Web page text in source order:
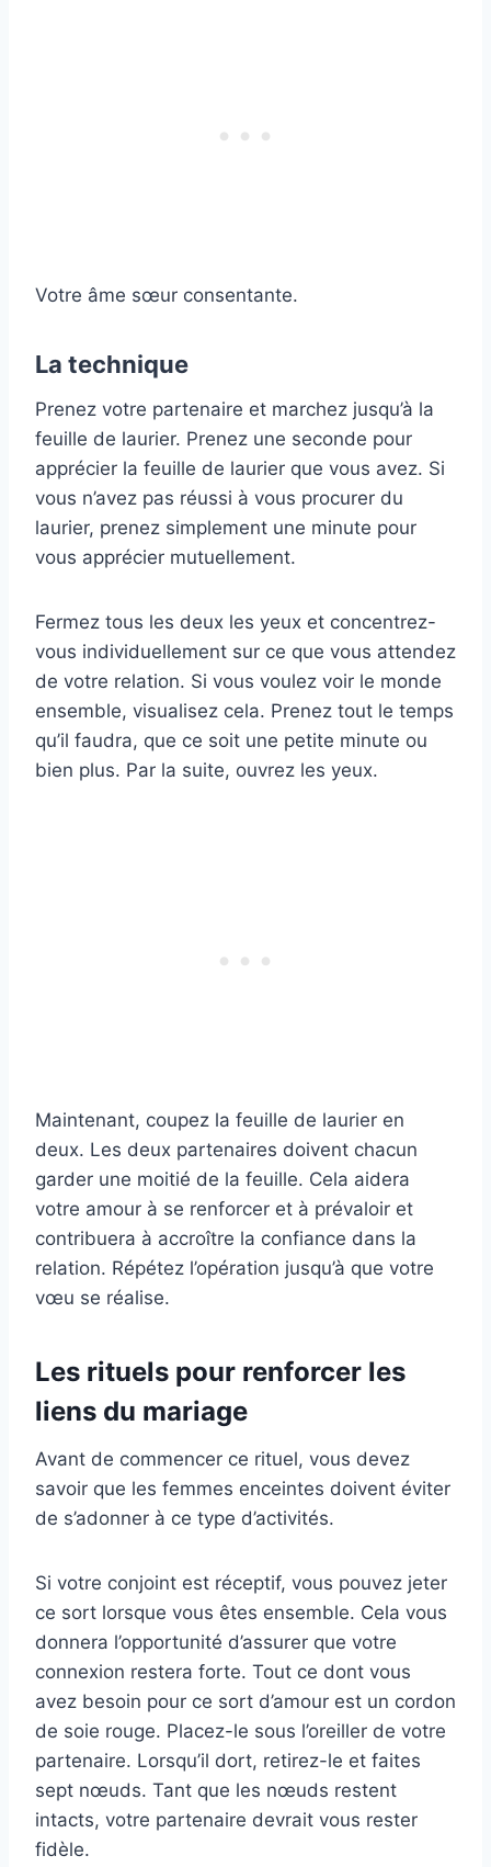
Votre âme sœur consentante.
La technique
Prenez votre partenaire et marchez jusqu’à la
feuille de laurier. Prenez une seconde pour
apprécier la feuille de laurier que vous avez. Si
vous n’avez pas réussi à vous procurer du
laurier, prenez simplement une minute pour
vous apprécier mutuellement.
Fermez tous les deux les yeux et concentrez-
vous individuellement sur ce que vous attendez
de votre relation. Si vous voulez voir le monde
ensemble, visualisez cela. Prenez tout le temps
qu’il faudra, que ce soit une petite minute ou
bien plus. Par la suite, ouvrez les yeux.
Maintenant, coupez la feuille de laurier en
deux. Les deux partenaires doivent chacun
garder une moitié de la feuille. Cela aidera
votre amour à se renforcer et à prévaloir et
contribuera à accroître la confiance dans la
relation. Répétez l’opération jusqu’à que votre
vœu se réalise.
Les rituels pour renforcer les
liens du mariage
Avant de commencer ce rituel, vous devez
savoir que les femmes enceintes doivent éviter
de s’adonner à ce type d’activités.
Si votre conjoint est réceptif, vous pouvez jeter
ce sort lorsque vous êtes ensemble. Cela vous
donnera l’opportunité d’assurer que votre
connexion restera forte. Tout ce dont vous
avez besoin pour ce sort d’amour est un cordon
de soie rouge. Placez-le sous l’oreiller de votre
partenaire. Lorsqu’il dort, retirez-le et faites
sept nœuds. Tant que les nœuds restent
intacts, votre partenaire devrait vous rester
fidèle.